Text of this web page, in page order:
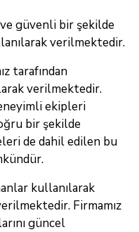
güvenli bir şekilde
verilmektedir.
tarafından
verilmektedir.
ekipleri
bir şekilde
de dahil edilen bu
kullanılarak
Firmamız
güncel